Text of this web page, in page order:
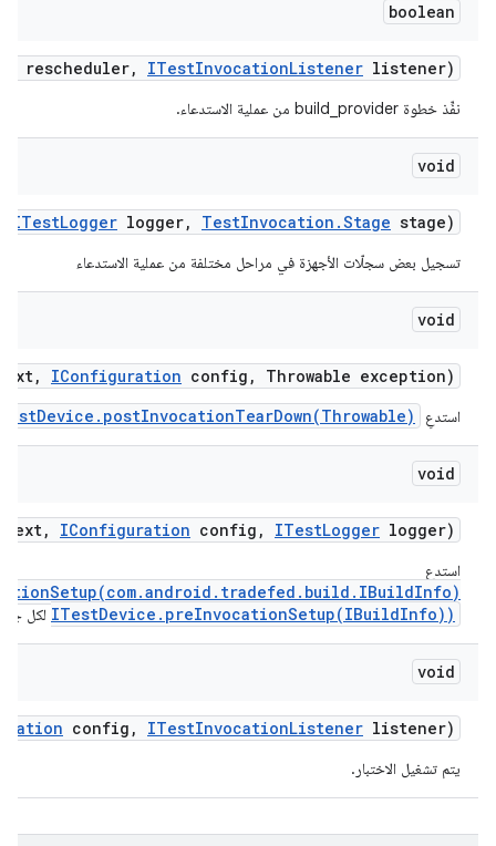
boolean
rescheduler, ITestInvocationListener listener)
نفِّذ خطوة build_provider من عملية الاستدعاء.
void
ITestLogger logger, TestInvocation .Stage stage)
تسجيل بعض سجلّات الأجهزة في مراحل مختلفة من عملية الاستدعاء
void
, IConfiguration config , Throwable exception)
استدعِ
void
, IConfiguration config , ITestLogger logger)
استدعِ
ITestDevice.preInvocationSetup(IBuildInfo)) لكل
void
config , ITestInvocationListener listener)
يتم تشغيل الاختبار.